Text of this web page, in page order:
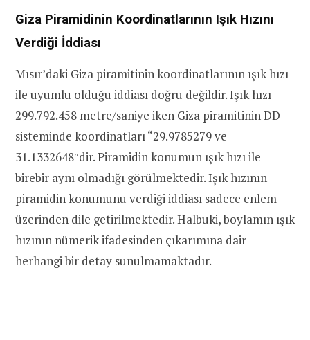
Giza Piramidinin Koordinatlarının Işık Hızını
Verdiği İddiası
Mısır’daki Giza piramitinin koordinatlarının ışık hızı
ile uyumlu olduğu iddiası doğru değildir. Işık hızı
299.792.458 metre/saniye iken Giza piramitinin DD
sisteminde koordinatları “29.9785279 ve
31.1332648″dir. Piramidin konumun ışık hızı ile
birebir aynı olmadığı görülmektedir. Işık hızının
piramidin konumunu verdiği iddiası sadece enlem
üzerinden dile getirilmektedir. Halbuki, boylamın ışık
hızının nümerik ifadesinden çıkarımına dair
herhangi bir detay sunulmamaktadır.